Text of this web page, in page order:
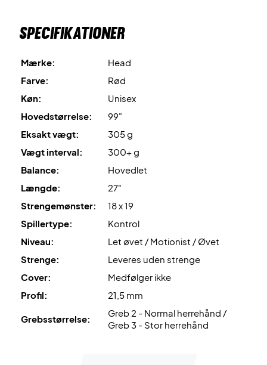
er 100% klar fra start.
Ekspertrådgivning:
Til denne ketcher anbefaler vi en
opstrengning med Wilson Revolve og 24 kg.
Specifikationer
Mærke:
Head
Farve:
Rød
Køn:
Unisex
Hovedstørrelse:
99"
Eksakt vægt:
305 g
Vægt interval:
300+ g
Balance:
Hovedlet
Længde:
27"
Strengemønster:
18 x 19
Spillertype:
Kontrol
Niveau:
Let øvet / Motionist / Øvet
Strenge:
Leveres uden strenge
Cover:
Medfølger ikke
Profil:
21,5 mm
Grebsstørrelse:
Greb 2 - Normal herrehånd /
Greb 3 - Stor herrehånd